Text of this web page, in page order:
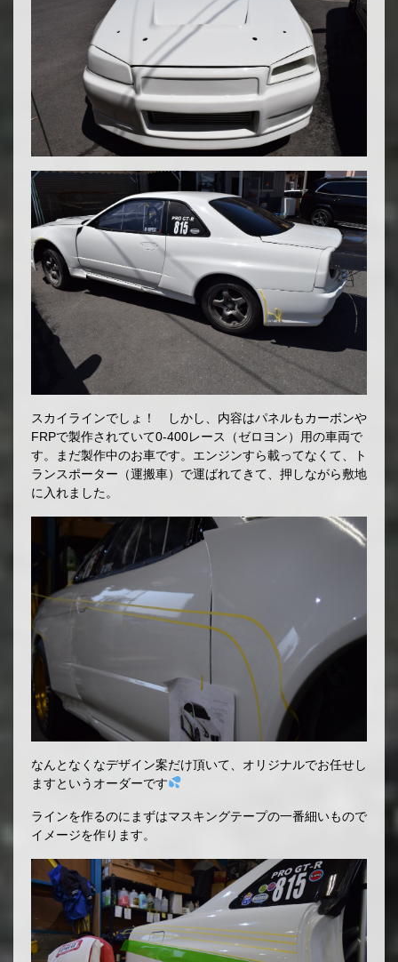
スカイラインでしょ！ しかし、内容はパネルもカーボンや
FRPで製作されていて0-400レース（ゼロヨン）用の車両で
す。まだ製作中のお車です。エンジンすら載ってなくて、ト
ランスポーター（運搬車）で運ばれてきて、押しながら敷地
に入れました。
なんとなくなデザイン案だけ頂いて、オリジナルでお任せし
ますというオーダーです
ラインを作るのにまずはマスキングテープの一番細いもので
イメージを作ります。